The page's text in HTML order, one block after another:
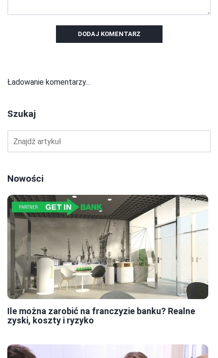
DODAJ KOMENTARZ
Ładowanie komentarzy...
Szukaj
Nowości
Ile można zarobić na franczyzie banku? Realne
zyski, koszty i ryzyko